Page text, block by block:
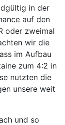
in der
auf den
oder zweimal
wir die
im Aufbau
zum 4:2 in
nutzten die
unsere weit
und so